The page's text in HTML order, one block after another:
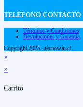
TELÉFONO CONTACTO
Términos y Condiciones
Devoluciones y Garantía
Copyright 2025 - tecnowin.cl
×
×
Carrito